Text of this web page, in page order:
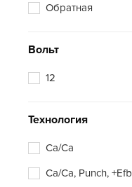
Обратная
Вольт
12
Технология
Ca/Ca
Ca/Ca, Punch, +Efb